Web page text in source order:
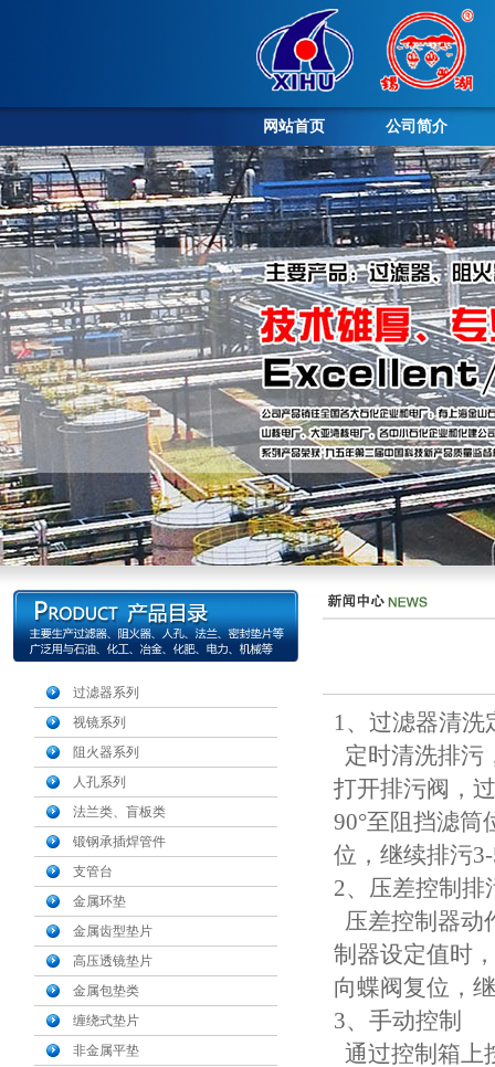
网站首页 公司简介
过滤器系列
视镜系列
阻火器系列
人孔系列
法兰类、盲板类
锻钢承插焊管件
支管台
金属环垫
金属齿型垫片
高压透镜垫片
金属包垫类
缠绕式垫片
非金属平垫
1、过滤器清洗
定时清洗排污
打开排污阀，
90°至阻挡滤筒
位，继续排污
2、压差控制排
压差控制器动
制器设定值时
向蝶阀复位，
3、手动控制
通过控制箱上